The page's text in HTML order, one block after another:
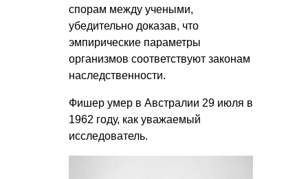
спорам между учеными,
убедительно доказав, что
эмпирические параметры
организмов соответствуют законам
наследственности.
Фишер умер в Австралии 29 июля в
1962 году, как уважаемый
исследователь.